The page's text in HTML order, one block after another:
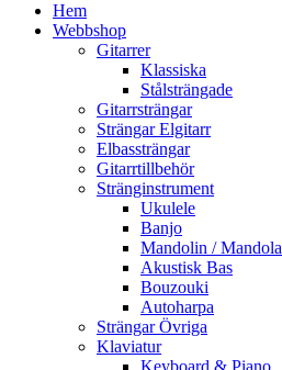
Hem
Webbshop
Gitarrer
Klassiska
Stålsträngade
Gitarrsträngar
Strängar Elgitarr
Elbassträngar
Gitarrtillbehör
Stränginstrument
Ukulele
Banjo
Mandolin / Mandola
Akustisk Bas
Bouzouki
Autoharpa
Strängar Övriga
Klaviatur
Keyboard & Piano